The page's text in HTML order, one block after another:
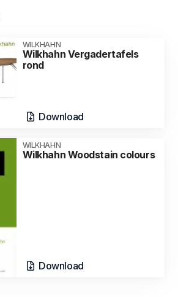
WILKHAHN
Wilkhahn Vergadertafels
rond
Download
WILKHAHN
Wilkhahn Woodstain colours
Download